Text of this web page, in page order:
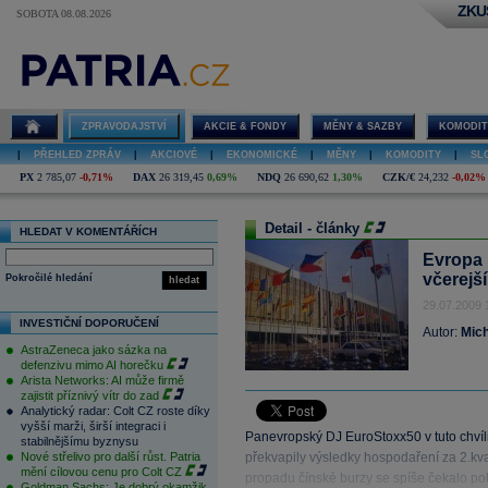
SOBOTA 08.08.2026
ZPRAVODAJSTVÍ AKCIE & FONDY MĚNY & SAZBY
PŘEHLED ZPRÁV AKCIOVÉ EKONOMICKÉ MĚNY KOMODITY
PX 2 785,07 -0,71% DAX 26 319,45 0,69% NDQ 26 690,62 1,30% CZK/€ 24,232 -0,02%
HLEDAT V KOMENTÁŘÍCH
hledat
Pokročilé hledání
INVESTIČNÍ DOPORUČENÍ
AstraZeneca jako sázka na
defenzivu mimo AI horečku
Arista Networks: AI může firmě
zajistit příznivý vítr do zad
Analytický radar: Colt CZ roste díky
vyšší marži, širší integraci i
stabilnějšímu byznysu
Nové střelivo pro další růst. Patria
mění cílovou cenu pro Colt CZ
Detail - články
Evropa
29.07.2009
Autor:
Panevropský DJ EuroStoxx50 v tuto
překvapily výsledky hospodaření za
propadu čínské burzy se spíše čekalo